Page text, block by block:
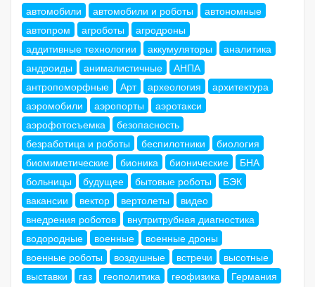
автомобили
автомобили и роботы
автономные
автопром
агроботы
агродроны
аддитивные технологии
аккумуляторы
аналитика
андроиды
анималистичные
АНПА
антропоморфные
Арт археология
архитектура
аэромобили
аэропорты
аэротакси
аэрофотосъемка
безопасность
безработица и роботы
беспилотники
биология
биомиметические
бионика бионические
БНА
больницы
будущее бытовые роботы
БЭК
вакансии
вектор вертолеты
видео
внедрения роботов
внутритрубная диагностика
водородные
военные
военные дроны
военные роботы
воздушные встречи
высотные
выставки
газ геополитика геофизика
Германия